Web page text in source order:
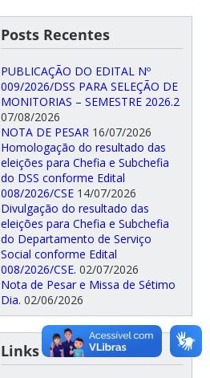
Posts Recentes
PUBLICAÇÃO DO EDITAL Nº
009/2026/DSS PARA SELEÇÃO DE
MONITORIAS – SEMESTRE 2026.2
07/08/2026
NOTA DE PESAR 16/07/2026
Homologação do resultado das
eleições para Chefia e Subchefia
do DSS conforme Edital
008/2026/CSE 14/07/2026
Divulgação do resultado das
eleições para Chefia e Subchefia
do Departamento de Serviço
Social conforme Edital
008/2026/CSE. 02/07/2026
Nota de Pesar e Missa de Sétimo
Dia. 02/06/2026
Links úteis